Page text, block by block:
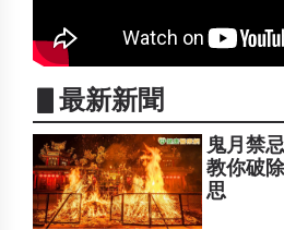
▋最新新聞
鬼月禁
教你破
思